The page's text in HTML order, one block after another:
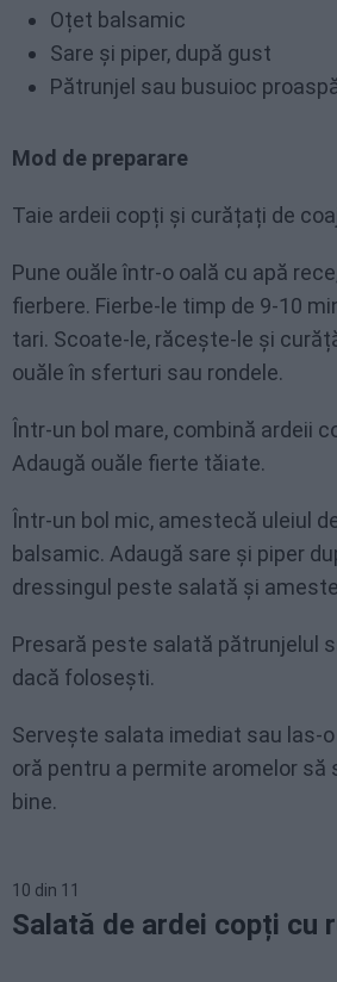
Oțet balsamic
Sare și piper, după gust
Pătrunjel sau busuioc
Mod de preparare
Taie ardeii copți și curățați de
Pune ouăle într-o oală cu apă
fierbere. Fierbe-le timp de 9-10
tari. Scoate-le, răcește-le și
ouăle în sferturi sau rondele.
Într-un bol mare, combină ardeii
Adaugă ouăle fierte tăiate.
Într-un bol mic, amestecă uleiul
balsamic. Adaugă sare și piper
dressingul peste salată și
Presară peste salată pătrunjelul
dacă folosești.
Servește salata imediat sau las-
oră pentru a permite aromelor să
bine.
10 din 11
Salată de ardei copți cu